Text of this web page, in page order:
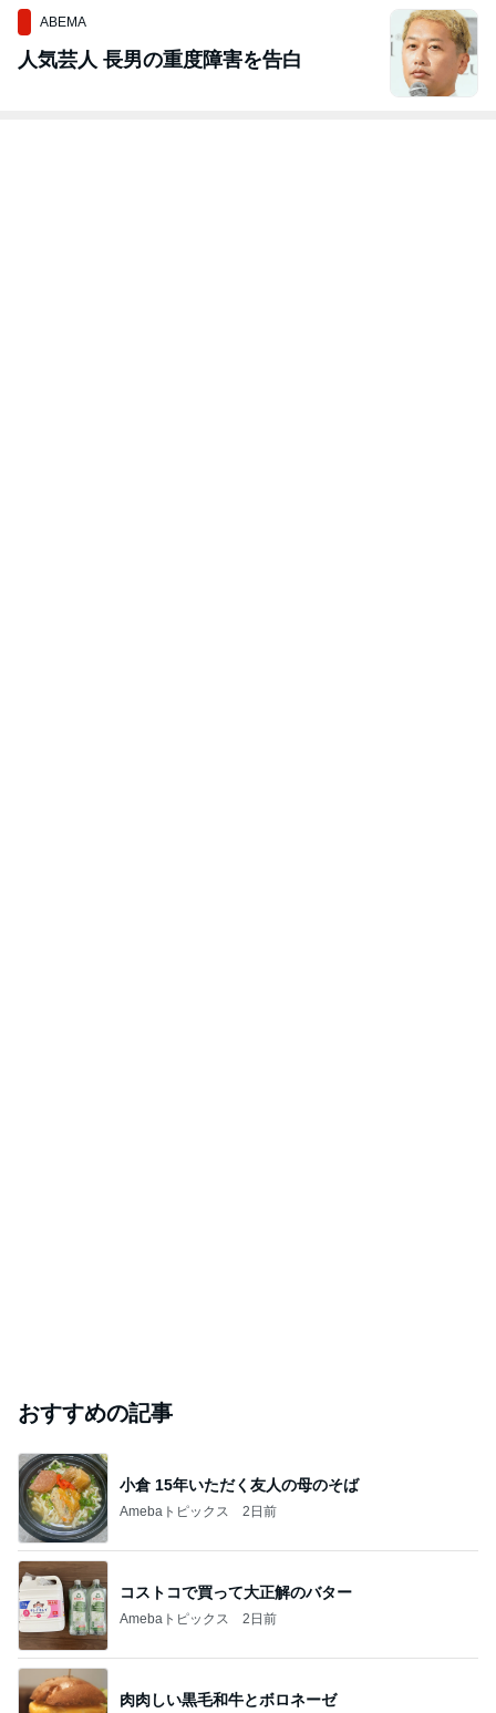
ABEMA
人気芸人 長男の重度障害を告白
おすすめの記事
小倉 15年いただく友人の母のそば
Amebaトピックス 2日前
コストコで買って大正解のバター
Amebaトピックス 2日前
肉肉しい黒毛和牛とボロネーゼ